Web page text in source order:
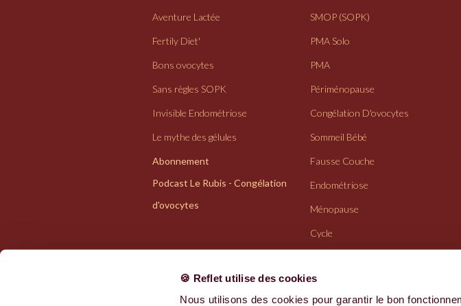
🍪 Reflet utilise des cookies
Nous utilisons des cookies pour garantir le bon
Aventure Lactée
Fertily Diet'
Bons ovocytes
Sans règles SOPK
Invisible Endométriose
Le mythe des gélules
Abonnement
Podcast Le Rubis - Congélation
d'ovocytes
SMOP (SOPK)
PMA Solo
PMA
Périménopause
Congélation D'ovocytes
Sommeil Bébé
Fausse Couche
Endométriose
Ménopause
Cycle
Politiques de confidentialité